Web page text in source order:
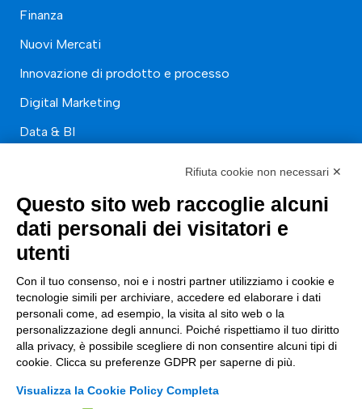
Finanza
Nuovi Mercati
Innovazione di prodotto e processo
Digital Marketing
Data & BI
Soluzioni Digitali
Supply Chain
Soluzioni Custom
Soluzioni AI
Compliance
Rifiuta cookie non necessari ✕
Questo sito web raccoglie alcuni
dati personali dei visitatori e
utenti
Con il tuo consenso, noi e i nostri partner utilizziamo i cookie e
tecnologie simili per archiviare, accedere ed elaborare i dati
personali come, ad esempio, la visita al sito web o la
personalizzazione degli annunci. Poiché rispettiamo il tuo diritto
alla privacy, è possibile scegliere di non consentire alcuni tipi di
cookie. Clicca su preferenze GDPR per saperne di più.
Visualizza la Cookie Policy Completa